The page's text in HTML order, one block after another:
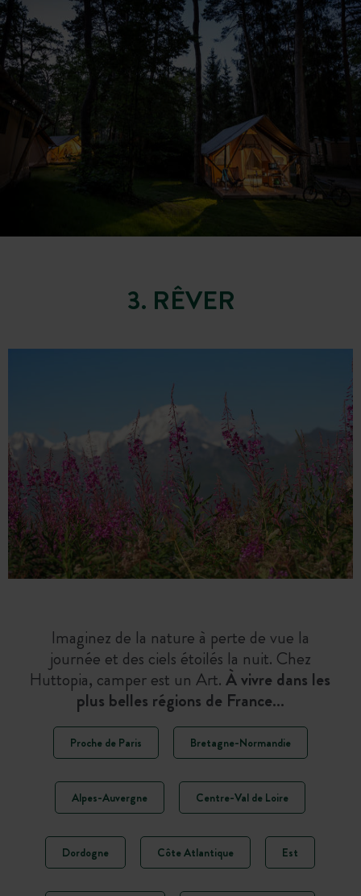
3. RÊVER
Imaginez de la nature à perte de vue la
journée et des ciels étoilés la nuit. Chez
Huttopia, camper est un Art.À vivre dans les
plus belles régions de France…
Proche de Paris Bretagne-Normandie
Alpes-Auvergne Centre-Val de Loire
Dordogne Côte Atlantique Est